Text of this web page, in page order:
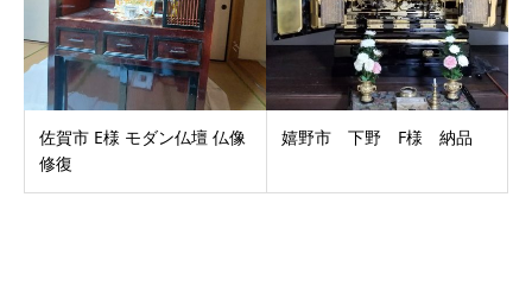
佐賀市 E様 モダン仏壇 仏像
修復
嬉野市 下野 F様 納品